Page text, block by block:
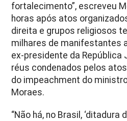
fortalecimento”, escreveu
horas após atos
direita e grupos religiosos
milhares de manifestantes
ex-presidente da República
réus condenados pelos
do impeachment do
Moraes.
“Não há, no Brasil, ‘ditadura